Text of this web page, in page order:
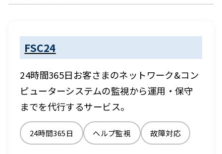
FSC24
24時間365日お客さまのネットワーク&コン
ピューターシステムの監視から運用・保守
までを代行するサービス。
24時間365日 ヘルプ監視 故障対応